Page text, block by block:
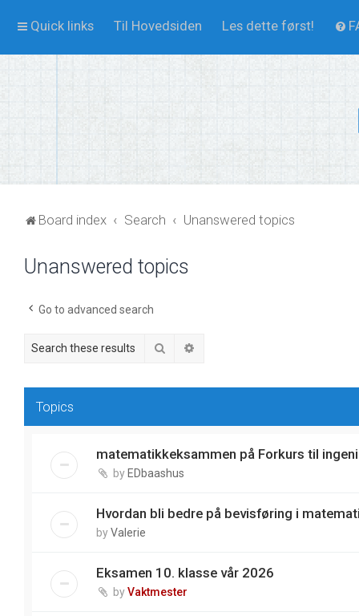
Quick links Til Hovedsiden Les dette først!
Board index Search Unanswered topics
Unanswered topics
Go to advanced search
Search
Topics
matematikkeksammen på Forkurs til
by EDbaashus
Hvordan bli bedre på bevisføring i
byValerie
Eksamen 10. klasse vår 2026
byVaktmester